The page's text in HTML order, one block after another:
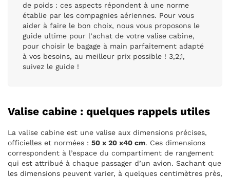
de poids : ces aspects répondent à une norme
établie par les compagnies aériennes. Pour vous
aider à faire le bon choix, nous vous proposons le
guide ultime pour l’achat de votre valise cabine,
pour choisir le bagage à main parfaitement adapté
à vos besoins, au meilleur prix possible ! 3,2,1,
suivez le guide !
Valise cabine : quelques rappels utiles
La valise cabine est une valise aux dimensions précises,
officielles et normées : 50 x 20 x40 cm. Ces dimensions
correspondent à l’espace du compartiment de rangement
qui est attribué à chaque passager d’un avion. Sachant que
les dimensions peuvent varier, à quelques centimètres près,